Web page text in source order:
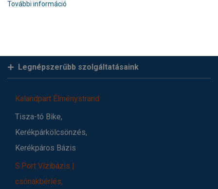
További információ
Legnépszerűbb szolgáltatásaink
Kalandpart Élménystrand
Tisza-tó Bike,
Kerékpárkölcsönzés,
Kerékpáros Bázis
S.Port Vízibázis |
csónakbérlés,